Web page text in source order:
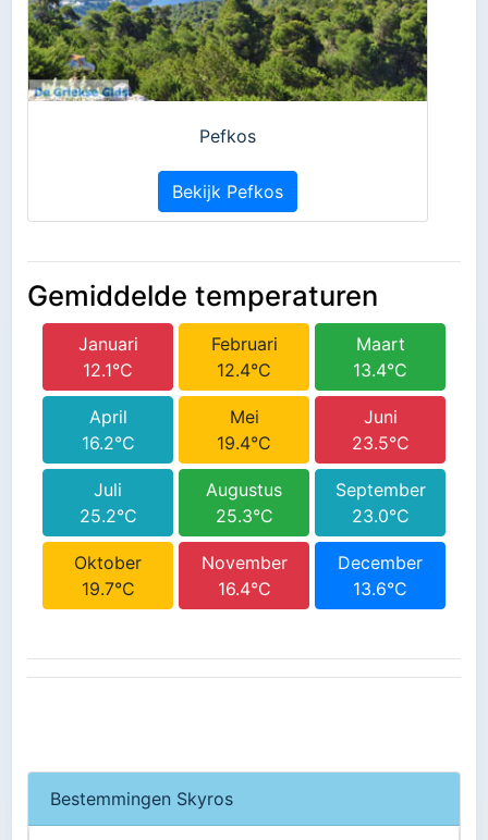
Pefkos
Bekijk Pefkos
Gemiddelde temperaturen
Januari
12.1°C
Februari
12.4°C
Maart
13.4°C
April
16.2°C
Mei
19.4°C
Juni
23.5°C
Juli
25.2°C
Augustus
25.3°C
September
23.0°C
Oktober
19.7°C
November
16.4°C
December
13.6°C
Bestemmingen Skyros